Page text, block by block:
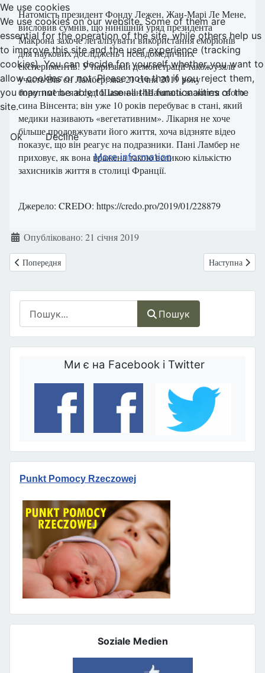
Пошук
Ми є на Facebook і Twitter
Punkt Pomocy Rzeczowej
Soziale Medien
Натомість президент Фонду Лежен, Жан-Марі Ле Мене,
висловив сумнів, що нинішній уряд президента
Макрона захоче легалізувати використання ембріонів
для наукових досліджень і псевдомедичних
експериментів. У паризькій демонстрації також узяла
участь Вів’єн Ламбер, яка 21 січня 2019 року
боротиметься в суді Шалон-ан-Шампань за життя свого
сина Вінсента; він уже 10 років перебуває в стані, який
медики називають «вегетативним». Лікарня не хоче
більше продовжувати його життя, хоча відзняте відео
показує, що він реагує на подразники. Пані Ламбер не
приховує, як вона вражена такою великою кількістю
захисників життя в столиці Франції.
Джерело: CREDO: https://credo.pro/2019/01/228879
ДеталіОпубліковано: 21 січня 2019
Попередня стаття: РОСІЯ: БОЙКОТУЮТЬ КАВУ «STARBUCKS»
Попередня Наступна
Наступна
We use cookies
We use cookies on our website. Some of them are
essential for the operation of the site, while others help us
to improve this site and the user experience (tracking
cookies). You can decide for yourself whether you want to
allow cookies or not. Please note that if you reject them,
you may not be able to use all the functionalities of the
site.
Ok
Decline
More information